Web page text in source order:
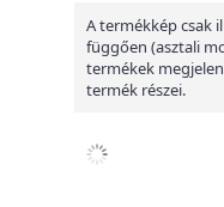
A termékkép csak
függően (asztali
termékek
termék részei.